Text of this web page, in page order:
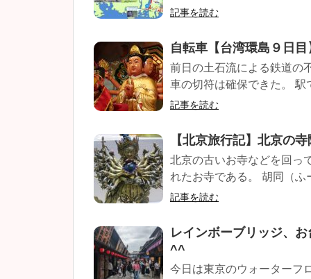
記事を読む
自転車【台湾環島９日
前日の土石流による鉄道の
車の切符は確保できた。 駅
記事を読む
【北京旅行記】北京の
北京の古いお寺などを回っ
れたお寺である。 胡同（
記事を読む
レインボーブリッジ、
^^
今日は東京のウォーターフ